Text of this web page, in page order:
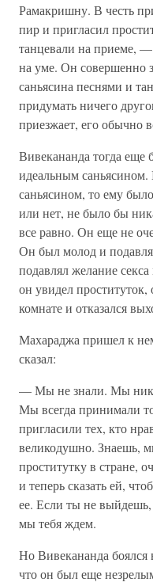
Рамакришну. В честь
пир и пригласил
танцевали на приеме, —
на уме. Он совершенно
саньясина песнями и
придумать ничего
приезжает, его обычно
Вивекананда тогда
идеальным
саньясином, то ему
или нет, не было бы
все равно. Он еще не
Он был молод и
подавлял желание
он увидел проституток,
комнате и отказался
Махараджа пришел к
сказал:
— Мы не знали. Мы
Мы всегда принимали
пригласили тех, кто
великодушно. Знаешь,
проститутку в стране,
и теперь сказать ей,
ее. Если ты не выйдешь,
мы тебя ждем.
Но Вивекананда
что он был еще